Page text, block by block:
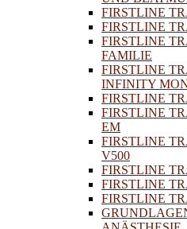
FIRSTLINE
FIRSTLINE
FIRSTLINE
FAMILIE
FIRSTLINE
INFINITY
FIRSTLINE
FIRSTLINE
EM
FIRSTLINE
V500
FIRSTLINE
FIRSTLINE
FIRSTLINE